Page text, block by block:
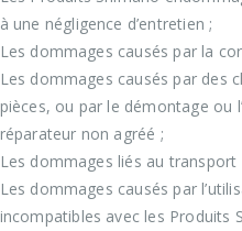
à une négligence d’entretien ;
Les dommages causés par la
Les dommages causés par des
pièces, ou par le démontage ou
réparateur non agréé ;
Les dommages liés au
Les dommages causés par
incompatibles avec les Produits